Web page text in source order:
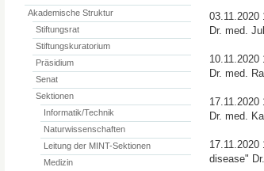
Akademische Struktur
Stiftungsrat
Stiftungskuratorium
Präsidium
Senat
Sektionen
Informatik/Technik
Naturwissenschaften
Leitung der MINT-Sektionen
Medizin
03.11.2020
Dr. med.
Dr. med.
Dr. med.
disease"